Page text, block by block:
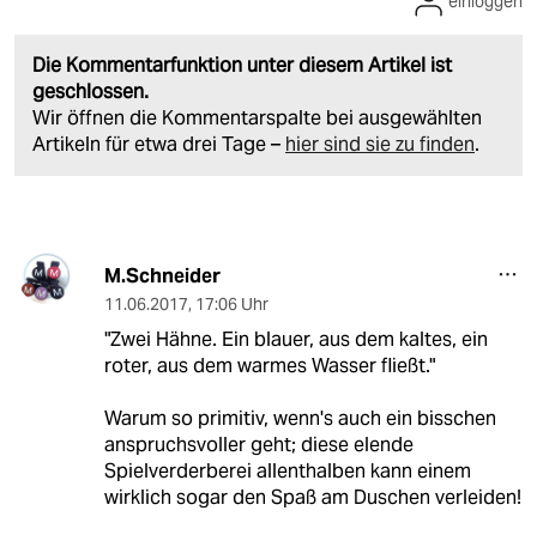
Die Kommentarfunktion unter diesem Artikel ist
geschlossen.
Wir öffnen die Kommentarspalte bei ausgewählten
Artikeln für etwa drei Tage – hier sind sie zu finden.
M.Schneider
11.06.2017, 17:06 Uhr
"Zwei Hähne. Ein blauer, aus dem kaltes, ein
roter, aus dem warmes Wasser fließt."
Warum so primitiv, wenn's auch ein bisschen
anspruchsvoller geht; diese elende
Spielverderberei allenthalben kann einem
wirklich sogar den Spaß am Duschen verleiden!